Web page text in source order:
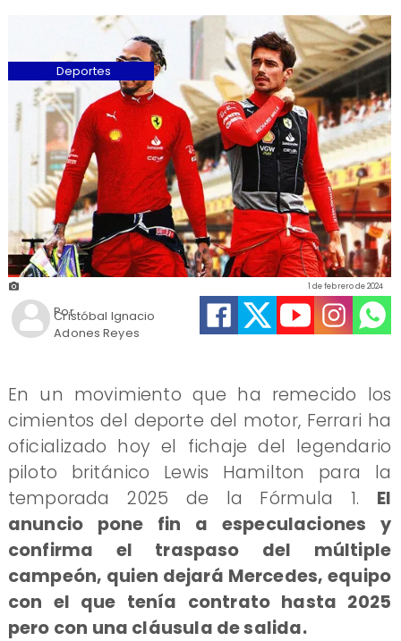
Cristóbal Ignacio
Adones Reyes
1 de febrero de 2024
Deportes
Por
​En un movimiento que ha remecido los
cimientos del deporte del motor, Ferrari ha
oficializado hoy el fichaje del legendario
piloto británico Lewis Hamilton para la
temporada 2025 de la Fórmula 1. El
anuncio pone fin a especulaciones y
confirma el traspaso del múltiple
campeón, quien dejará Mercedes, equipo
con el que tenía contrato hasta 2025
pero con una cláusula de salida.